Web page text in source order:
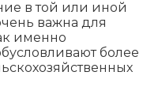
в той или иной
важна для
именно
более